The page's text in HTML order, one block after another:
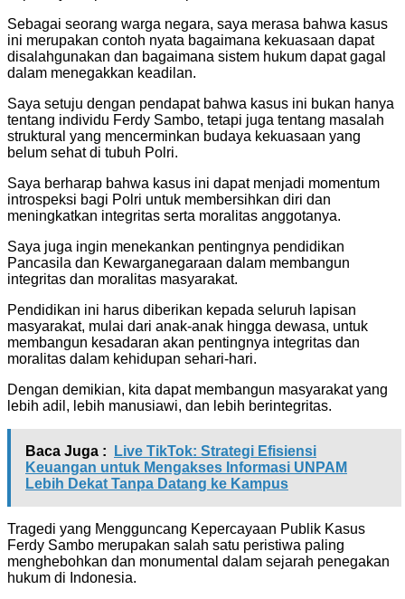
Sebagai seorang warga negara, saya merasa bahwa kasus
ini merupakan contoh nyata bagaimana kekuasaan dapat
disalahgunakan dan bagaimana sistem hukum dapat gagal
dalam menegakkan keadilan.
Saya setuju dengan pendapat bahwa kasus ini bukan hanya
tentang individu Ferdy Sambo, tetapi juga tentang masalah
struktural yang mencerminkan budaya kekuasaan yang
belum sehat di tubuh Polri.
Saya berharap bahwa kasus ini dapat menjadi momentum
introspeksi bagi Polri untuk membersihkan diri dan
meningkatkan integritas serta moralitas anggotanya.
Saya juga ingin menekankan pentingnya pendidikan
Pancasila dan Kewarganegaraan dalam membangun
integritas dan moralitas masyarakat.
Pendidikan ini harus diberikan kepada seluruh lapisan
masyarakat, mulai dari anak-anak hingga dewasa, untuk
membangun kesadaran akan pentingnya integritas dan
moralitas dalam kehidupan sehari-hari.
Dengan demikian, kita dapat membangun masyarakat yang
lebih adil, lebih manusiawi, dan lebih berintegritas.
Baca Juga :
Live TikTok: Strategi Efisiensi
Keuangan untuk Mengakses Informasi UNPAM
Lebih Dekat Tanpa Datang ke Kampus
Tragedi yang Mengguncang Kepercayaan Publik Kasus
Ferdy Sambo merupakan salah satu peristiwa paling
menghebohkan dan monumental dalam sejarah penegakan
hukum di Indonesia.